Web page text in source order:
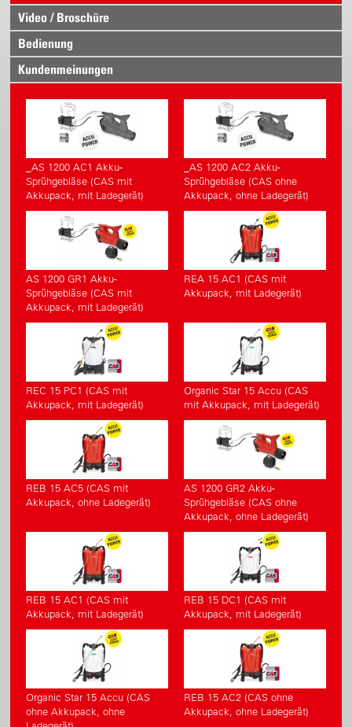
Video / Broschüre
Bedienung
Kundenmeinungen
_AS 1200 AC1 Akku-
Sprühgebläse (CAS mit
Akkupack, mit Ladegerät)
_AS 1200 AC2 Akku-
Sprühgebläse (CAS ohne
Akkupack, ohne Ladegerät)
AS 1200 GR1 Akku-
Sprühgebläse (CAS mit
Akkupack, mit Ladegerät)
REA 15 AC1 (CAS mit
Akkupack, mit Ladegerät)
REC 15 PC1 (CAS mit
Akkupack, mit Ladegerät)
Organic Star 15 Accu (CAS
mit Akkupack, mit Ladegerät)
REB 15 AC5 (CAS mit
Akkupack, ohne Ladegerät)
AS 1200 GR2 Akku-
Sprühgebläse (CAS ohne
Akkupack, ohne Ladegerät)
REB 15 AC1 (CAS mit
Akkupack, mit Ladegerät)
REB 15 DC1 (CAS mit
Akkupack, mit Ladegerät)
Organic Star 15 Accu (CAS
ohne Akkupack, ohne
REB 15 AC2 (CAS ohne
Akkupack, ohne Ladegerät)